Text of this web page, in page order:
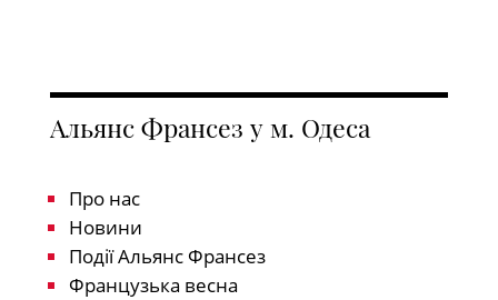
Альянс Франсез у м. Одеса
Про нас
Новини
Події Альянс Франсез
Французька весна